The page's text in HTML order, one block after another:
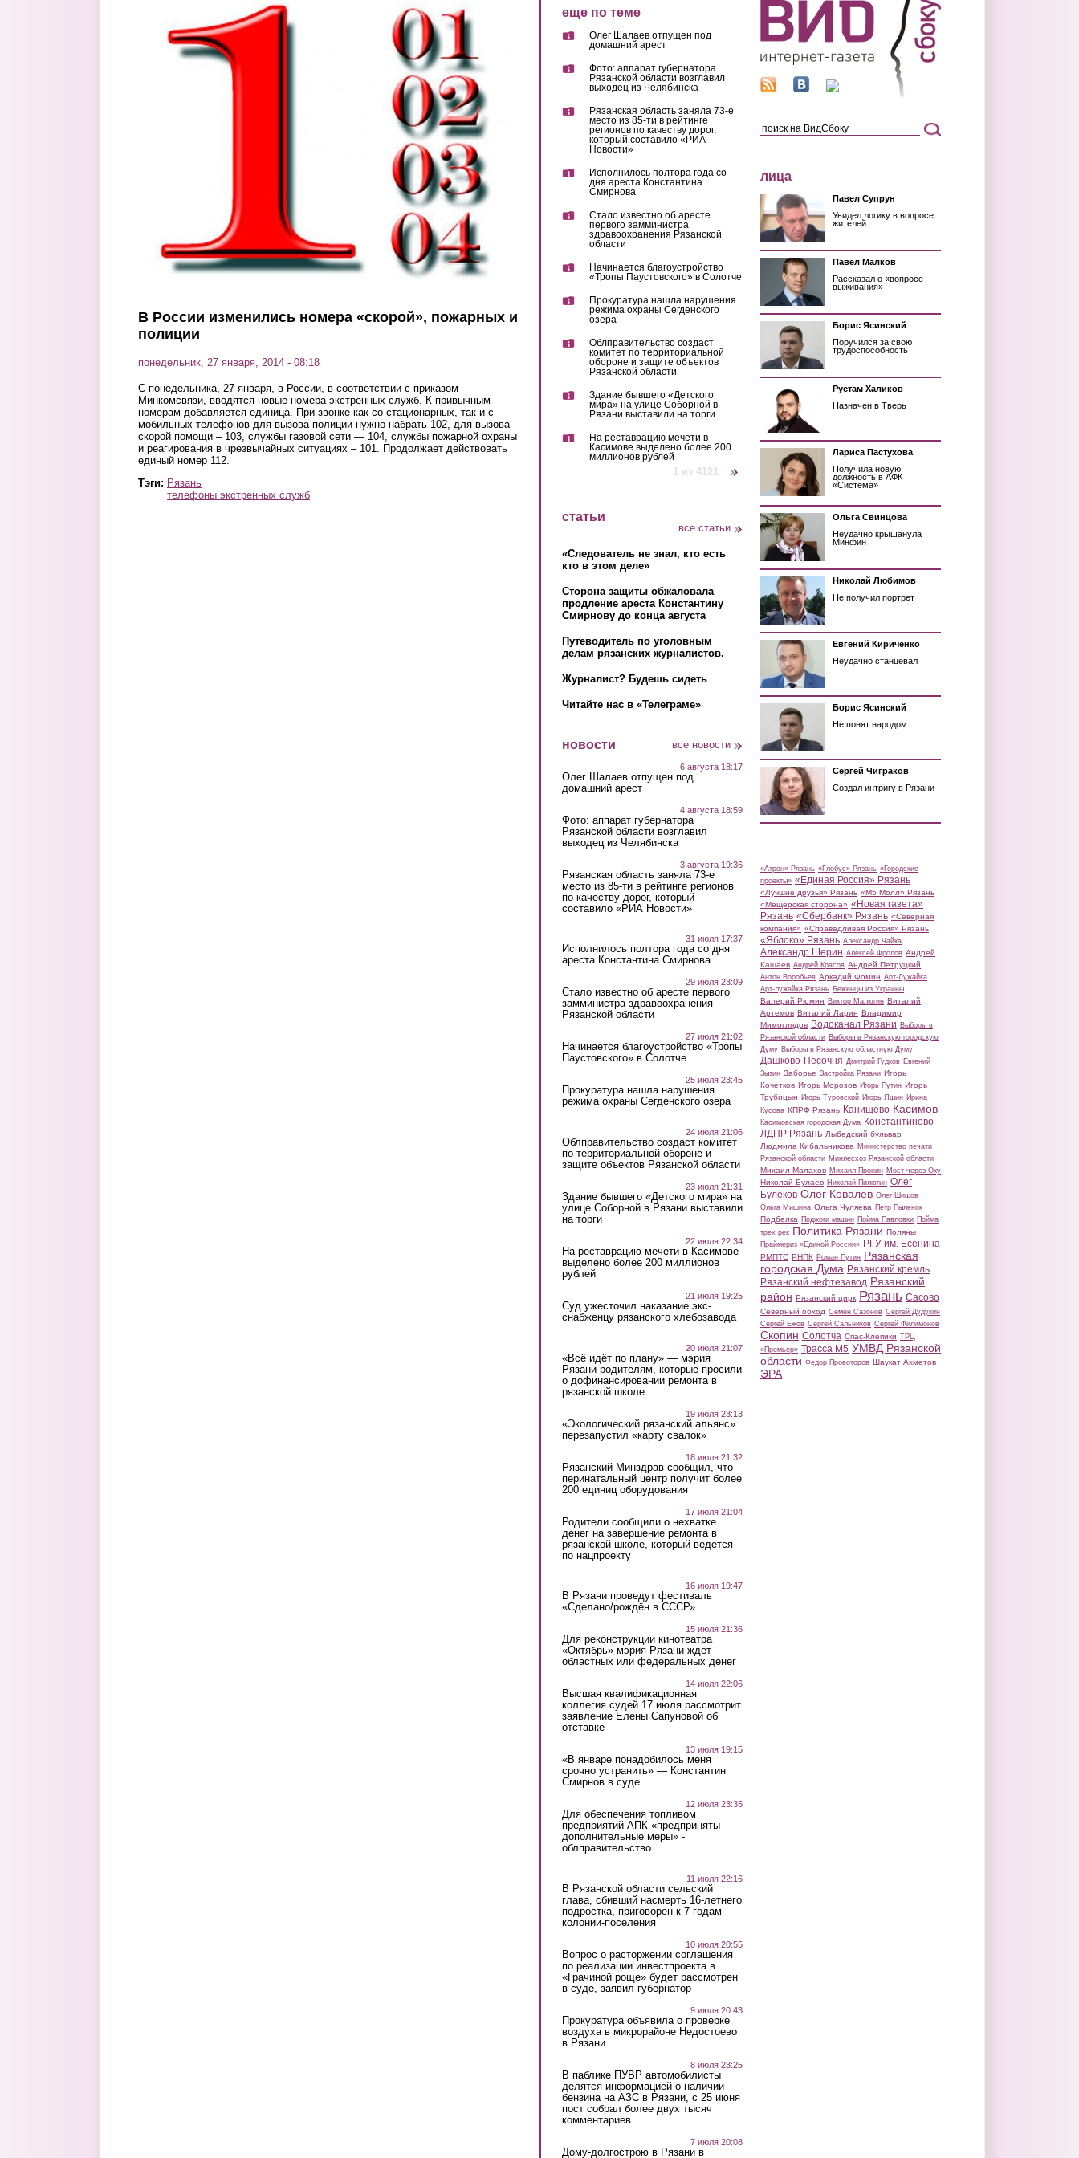
В России изменились номера «скорой», пожарных и
полиции
понедельник, 27 января, 2014 - 08:18
С понедельника, 27 января, в России, в соответствии с приказом
Минкомсвязи, вводятся новые номера экстренных служб. К привычным
номерам добавляется единица. При звонке как со стационарных, так и с
мобильных телефонов для вызова полиции нужно набрать 102, для вызова
скорой помощи – 103, службы газовой сети — 104, службы пожарной охраны
и реагирования в чрезвычайных ситуациях – 101. Продолжает действовать
единый номер 112.
Тэги: Рязань
телефоны экстренных служб
еще по теме
Олег Шалаев отпущен под
домашний арест
Фото: аппарат губернатора
Рязанской области возглавил
выходец из Челябинска
Рязанская область заняла 73-е
место из 85-ти в рейтинге
регионов по качеству дорог,
который составило «РИА
Новости»
Исполнилось полтора года со
дня ареста Константина
Смирнова
Стало известно об аресте
первого замминистра
здравоохранения Рязанской
области
Начинается благоустройство
«Тропы Паустовского» в Солотче
Прокуратура нашла нарушения
режима охраны Сегденского
озера
Облправительство создаст
комитет по территориальной
обороне и защите объектов
Рязанской области
Здание бывшего «Детского
мира» на улице Соборной в
Рязани выставили на торги
На реставрацию мечети в
Касимове выделено более 200
миллионов рублей
1 из 4121
статьи
все статьи
«Следователь не знал, кто есть
кто в этом деле»
Сторона защиты обжаловала
продление ареста Константину
Смирнову до конца августа
Путеводитель по уголовным
делам рязанских журналистов.
Журналист? Будешь сидеть
Читайте нас в «Телеграме»
новости все новости
6 августа 18:17
Олег Шалаев отпущен под
домашний арест
4 августа 18:59
Фото: аппарат губернатора
Рязанской области возглавил
выходец из Челябинска
3 августа 19:36
Рязанская область заняла 73-е
место из 85-ти в рейтинге регионов
по качеству дорог, который
составило «РИА Новости»
31 июля 17:37
Исполнилось полтора года со дня
ареста Константина Смирнова
29 июля 23:09
Стало известно об аресте первого
замминистра здравоохранения
Рязанской области
27 июля 21:02
Начинается благоустройство «Тропы
Паустовского» в Солотче
25 июля 23:45
Прокуратура нашла нарушения
режима охраны Сегденского озера
24 июля 21:06
Облправительство создаст комитет
по территориальной обороне и
защите объектов Рязанской области
23 июля 21:31
Здание бывшего «Детского мира» на
улице Соборной в Рязани выставили
на торги
22 июля 22:34
На реставрацию мечети в Касимове
выделено более 200 миллионов
рублей
21 июля 19:25
Суд ужесточил наказание экс-
снабженцу рязанского хлебозавода
20 июля 21:07
«Всё идёт по плану» — мэрия
Рязани родителям, которые просили
о дофинансировании ремонта в
рязанской школе
19 июля 23:13
«Экологический рязанский альянс»
перезапустил «карту свалок»
18 июля 21:32
Рязанский Минздрав сообщил, что
перинатальный центр получит более
200 единиц оборудования
17 июля 21:04
Родители сообщили о нехватке
денег на завершение ремонта в
рязанской школе, который ведется
по нацпроекту
16 июля 19:47
В Рязани проведут фестиваль
«Сделано/рождён в СССР»
15 июля 21:36
Для реконструкции кинотеатра
«Октябрь» мэрия Рязани ждет
областных или федеральных денег
14 июля 22:06
Высшая квалификационная
коллегия судей 17 июля рассмотрит
заявление Елены Сапуновой об
отставке
13 июля 19:15
«В январе понадобилось меня
срочно устранить» — Константин
Смирнов в суде
12 июля 23:35
Для обеспечения топливом
предприятий АПК «предприняты
дополнительные меры» -
облправительство
11 июля 22:16
В Рязанской области сельский
глава, сбивший насмерть 16-летнего
подростка, приговорен к 7 годам
колонии-поселения
10 июля 20:55
Вопрос о расторжении соглашения
по реализации инвестпроекта в
«Грачиной роще» будет рассмотрен
в суде, заявил губернатор
9 июля 20:43
Прокуратура объявила о проверке
воздуха в микрорайоне Недостоево
в Рязани
8 июля 23:25
В паблике ПУВР автомобилисты
делятся информацией о наличии
бензина на АЗС в Рязани, с 25 июня
пост собрал более двух тысяч
комментариев
7 июля 20:08
Дому-долгострою в Рязани в
лица
Павел Супрун
Увидел логику в вопросе
жителей
Павел Малков
Рассказал о «вопросе
выживания»
Борис Ясинский
Поручился за свою
трудоспособность
Рустам Халиков
Назначен в Тверь
Лариса Пастухова
Получила новую
должность в АФК
«Система»
Ольга Свинцова
Неудачно крышанула
Минфин
Николай Любимов
Не получил портрет
Евгений Кириченко
Неудачно станцевал
Борис Ясинский
Не понят народом
Сергей Чиграков
Создал интригу в Рязани
«Атрон» Рязань «Глобус» Рязань «Городские
проекты» «Единая Россия» Рязань
«Лучшие друзья» Рязань «М5 Молл» Рязань
«Мещерская сторона» «Новая газета»
Рязань «Сбербанк» Рязань «Северная
компания» «Справедливая Россия» Рязань
«Яблоко» Рязань Александр Чайка
Александр Шерин Алексей Фролов Андрей
Кашаев Андрей Красов Андрей Петруцкий
Антон Воробьев Аркадий Фомин Арт-Лужайка
Арт-лужайка Рязань Беженцы из Украины
Валерий Рюмин Виктор Малюгин Виталий
Артемов Виталий Ларин Владимир
Мимоглядов Водоканал Рязани Выборы в
Рязанской области Выборы в Рязанскую городскую
Думу Выборы в Рязанскую областную Думу
Дашково-Песочня Дмитрий Гудков Евгений
Зызин Заборье Застройка Рязани Игорь
Кочетков Игорь Морозов Игорь Путин Игорь
Трубицын Игорь Туровский Игорь Яшин Ирина
Кусова КПРФ Рязань Канищево Касимов
Касимовская городская Дума Константиново
ЛДПР Рязань Лыбедский бульвар
Людмила Кибальникова Министерство печати
Рязанской области Минлесхоз Рязанской области
Михаил Малахов Михаил Пронин Мост через Оку
Николай Булаев Николай Пилюгин Олег
Булеков Олег Ковалев Олег Шишов
Ольга Мишина Ольга Чуляева Петр Пыленок
Подбелка Поджоги машин Пойма Павловки Пойма
трех рек Политика Рязани Поляны
Праймериз «Единой России» РГУ им. Есенина
РМПТС РНПК Роман Путин Рязанская
городская Дума Рязанский кремль
Рязанский нефтезавод Рязанский
район Рязанский цирк Рязань Сасово
Северный обход Семен Сазонов Сергей Дудукин
Сергей Ежов Сергей Сальников Сергей Филимонов
Скопин Солотча Спас-Клепики ТРЦ
«Премьер» Трасса М5 УМВД Рязанской
области Федор Провоторов Шаукат Ахметов
ЭРА